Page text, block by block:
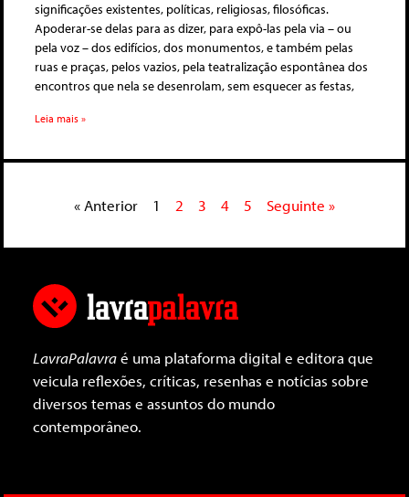
significações existentes, políticas, religiosas, filosóficas.
Apoderar-se delas para as dizer, para expô-las pela via – ou
pela voz – dos edifícios, dos monumentos, e também pelas
ruas e praças, pelos vazios, pela teatralização espontânea dos
encontros que nela se desenrolam, sem esquecer as festas,
Leia mais »
« Anterior 1 2 3 4 5 Seguinte »
LavraPalavraé uma plataforma digital e editora que
veicula reflexões, críticas, resenhas e notícias sobre
diversos temas e assuntos do mundo
contemporâneo.